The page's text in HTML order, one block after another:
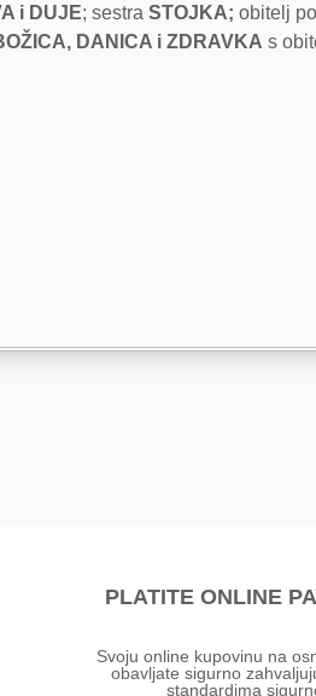
i DUJE; sestra STOJKA; obitelj
DANICA i ZDRAVKA s
PLATITE ONLINE
Svoju online kupovinu na
obavljate sigurno
standardima